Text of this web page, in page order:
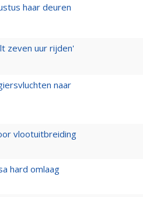
haar deuren
zeven uur rijden'
naar
vlootuitbreiding
hard omlaag